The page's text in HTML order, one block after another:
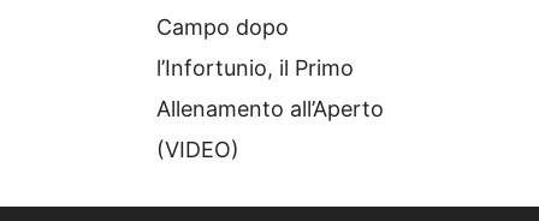
Campo dopo
l’Infortunio, il Primo
Allenamento all’Aperto
(VIDEO)